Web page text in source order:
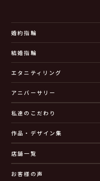
婚約指輪
結婚指輪
エタニティリング
アニバーサリー
私達のこだわり
作品・デザイン集
店舗一覧
お客様の声